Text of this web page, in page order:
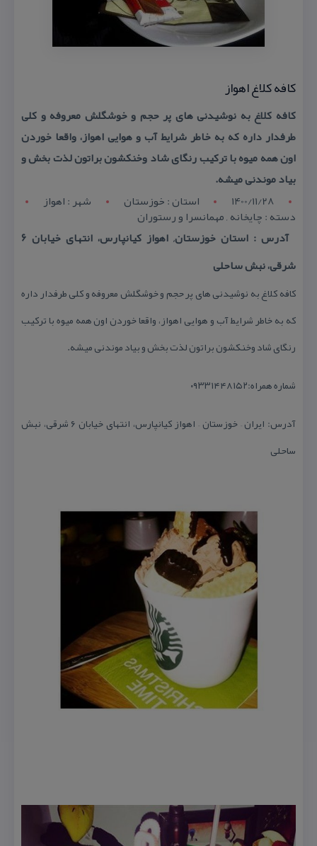
كافه كلاغ اهواز
كافه كلاغ به نوشیدنی های پر حجم و خوشگلش معروفه و كلی
طرفدار داره كه به خاطر شرایط آب و هوایی اهواز، واقعا خوردن
اون همه میوه با تركیب رنگای شاد وخنكشون براتون لذت بخش و
بیاد موندنی میشه.
1400/11/28
استان : خوزستان شهر : اهواز
دسته : چایخانه , مهمانسرا و رستوران
آدرس : استان خوزستان, اهواز كیانپارس، انتهای خیابان ۶
شرقی، نبش ساحلی
كافه كلاغ به نوشیدنی های پر حجم و خوشگلش معروفه و كلی طرفدار داره
كه به خاطر شرایط آب و هوایی اهواز، واقعا خوردن اون همه میوه با تركیب
رنگای شاد وخنكشون براتون لذت بخش و بیاد موندنی میشه.
شماره همراه:۰۹۳۳۱۴۴۸۱۵۲
آدرس: ایران – خوزستان – اهواز كیانپارس، انتهای خیابان ۶ شرقی، نبش
ساحلی